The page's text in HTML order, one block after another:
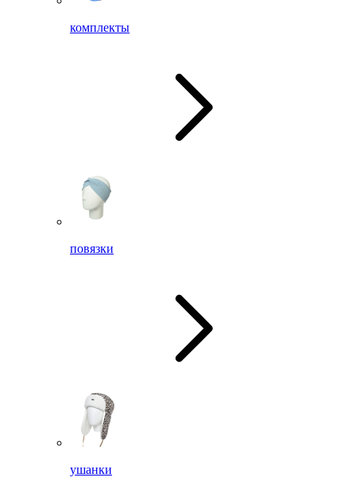
комплекты
повязки
ушанки